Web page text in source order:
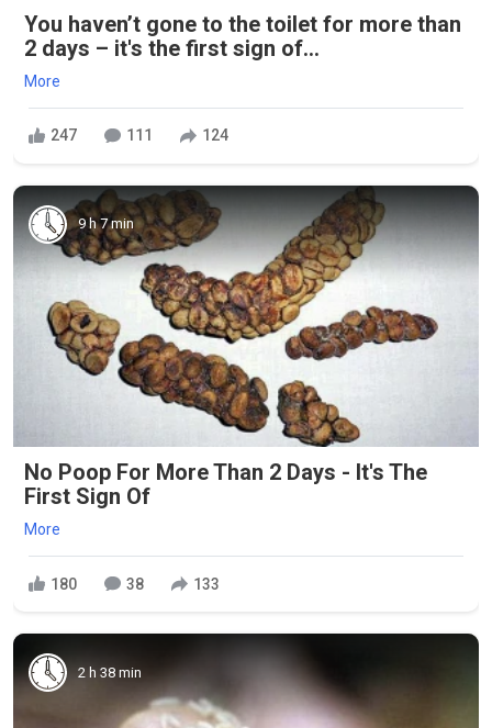
You haven’t gone to the toilet for more than
2 days – it's the first sign of...
More
247 111 124
9 h 7 min
No Poop For More Than 2 Days - It's The
First Sign Of
More
180 38 133
2 h 38 min